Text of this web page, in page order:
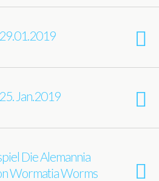
Jan.2019
Die Alemannia
Wormatia Worms